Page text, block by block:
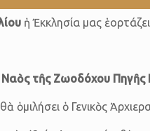
ἡ Ἐκκλησία μας ἑορτάζει
Ναὸς τῆς Ζωοδόχου Πηγῆς
ὁμιλήσει ὁ Γενικὸς